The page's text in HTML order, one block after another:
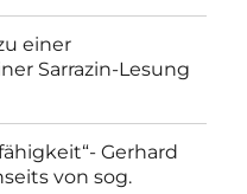
einer
Sarrazin-Lesung
Gerhard
von sog.